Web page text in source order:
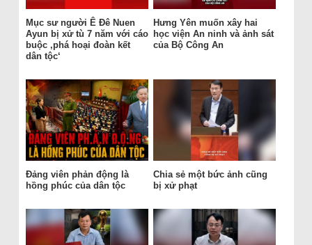
Mục sư người Ê Đê Nuen
Ayun bị xử tù 7 năm với cáo
buộc ‚phá hoại đoàn kết
dân tộc‘
Hưng Yên muốn xây hai
học viện An ninh và ảnh sát
của Bộ Công An
Đảng viên phản động là
hồng phúc của dân tộc
Chia sẻ một bức ảnh cũng
bị xử phạt